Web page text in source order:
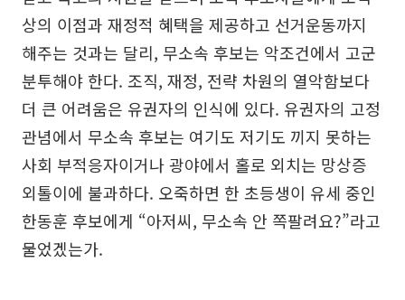
상의 이점과 재정적 혜택을 제공하고 선거운동까지
해주는 것과는 달리, 무소속 후보는 악조건에서 고군
분투해야 한다. 조직, 재정, 전략 차원의 열악함보다
더 큰 어려움은 유권자의 인식에 있다. 유권자의 고정
관념에서 무소속 후보는 여기도 저기도 끼지 못하는
사회 부적응자이거나 광야에서 홀로 외치는 망상증
외톨이에 불과하다. 오죽하면 한 초등생이 유세 중인
한동훈 후보에게 “아저씨, 무소속 안 쪽팔려요?”라고
물었겠는가.